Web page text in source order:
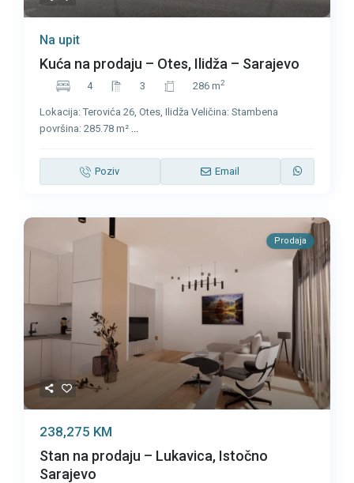
Na upit
Kuća na prodaju – Otes, Ilidža – Sarajevo
4 3 286 m2
Lokacija: Terovića 26, Otes, Ilidža Veličina: Stambena
površina: 285.78 m² ...
Poziv Email
Prodaja
238,275 KM
Stan na prodaju – Lukavica, Istočno
Sarajevo